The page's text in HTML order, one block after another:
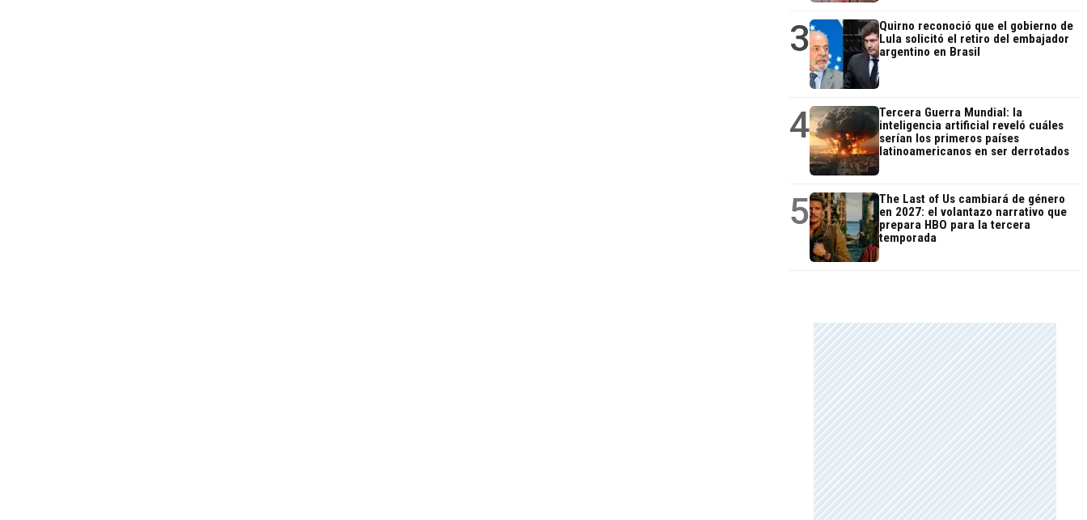
3
Quirno reconoció que el gobierno de
Lula solicitó el retiro del embajador
argentino en Brasil
4
Tercera Guerra Mundial: la
inteligencia artificial reveló cuáles
serían los primeros países
latinoamericanos en ser derrotados
5
The Last of Us cambiará de género
en 2027: el volantazo narrativo que
prepara HBO para la tercera
temporada